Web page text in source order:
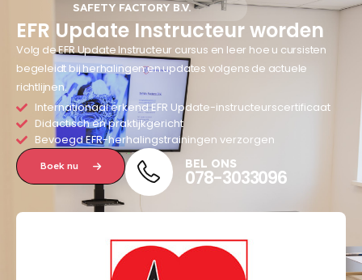
SAFETY FACTORY B.V.
EFR Update Instructeur worden
Volg de EFR Update Instructeur cursus en leer hoe u cursisten
begeleidt bij herhalingen en updates volgens de actuele
richtlijnen.
Internationaal erkend EFR Update-instructeurscertificaat
Didactisch én praktijkgericht
Bevoegd EFR-herhalingstrainingen verzorgen
Boek nu BEL ONS
078-3033096